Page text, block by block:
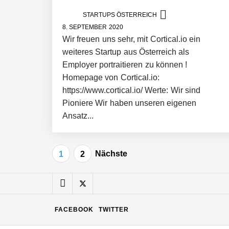
STARTUPS ÖSTERREICH
8. SEPTEMBER 2020
Wir freuen uns sehr, mit Cortical.io ein
weiteres Startup aus Österreich als
Employer portraitieren zu können !
Homepage von Cortical.io:
https://www.cortical.io/ Werte: Wir sind
Pioniere Wir haben unseren eigenen
Ansatz...
Beitragsnavigation
1 2 Nächste
Mazing: Verwandelt statische 2D-
Büroabenteuer Haas im Employer
FACEBOOK TWITTER